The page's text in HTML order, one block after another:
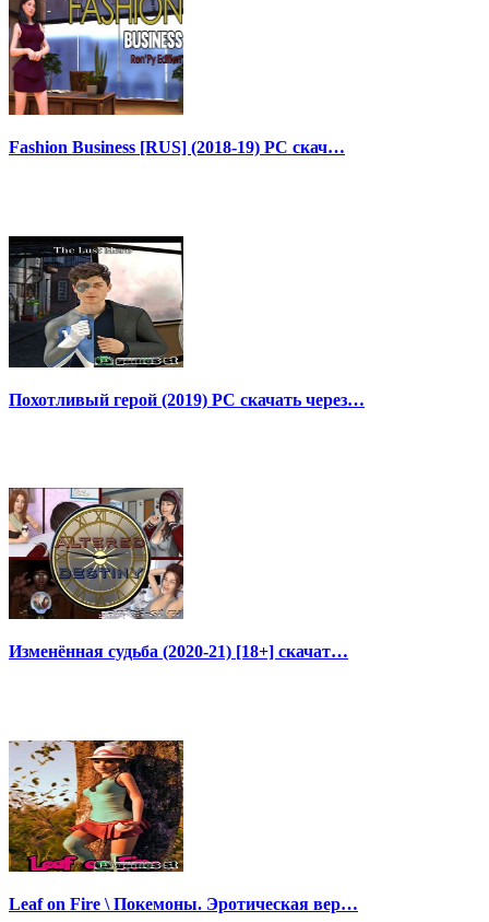
Fashion Business [RUS] (2018-19) PC скач…
Похотливый герой (2019) PC скачать через…
Изменённая судьба (2020-21) [18+] скачат…
Leaf on Fire \ Покемоны. Эротическая вер…